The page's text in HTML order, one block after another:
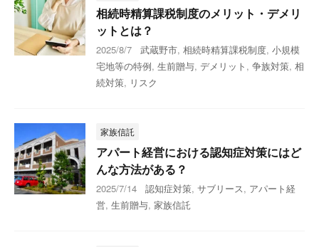
相続時精算課税制度のメリット・デメリ
ットとは？
2025/8/7 武蔵野市, 相続時精算課税制度, 小規模
宅地等の特例, 生前贈与, デメリット , 争族対策, 相
続対策, リスク
家族信託
アパート経営における認知症対策にはど
んな方法がある？
2025/7/14 認知症対策, サブリース, アパート経
営, 生前贈与, 家族信託